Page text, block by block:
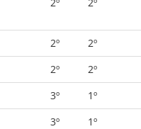
2º 2º
2º 2º
3º 1º
3º 1º